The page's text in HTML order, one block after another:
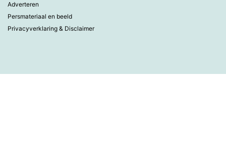
Adverteren
Persmateriaal en beeld
Privacyverklaring & Disclaimer